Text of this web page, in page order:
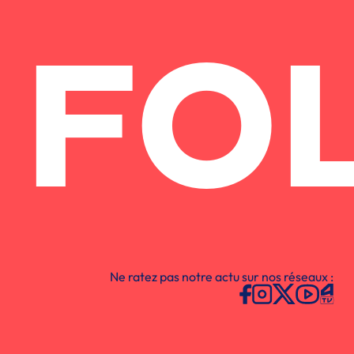
Ne ratez pas notre actu sur nos réseaux :